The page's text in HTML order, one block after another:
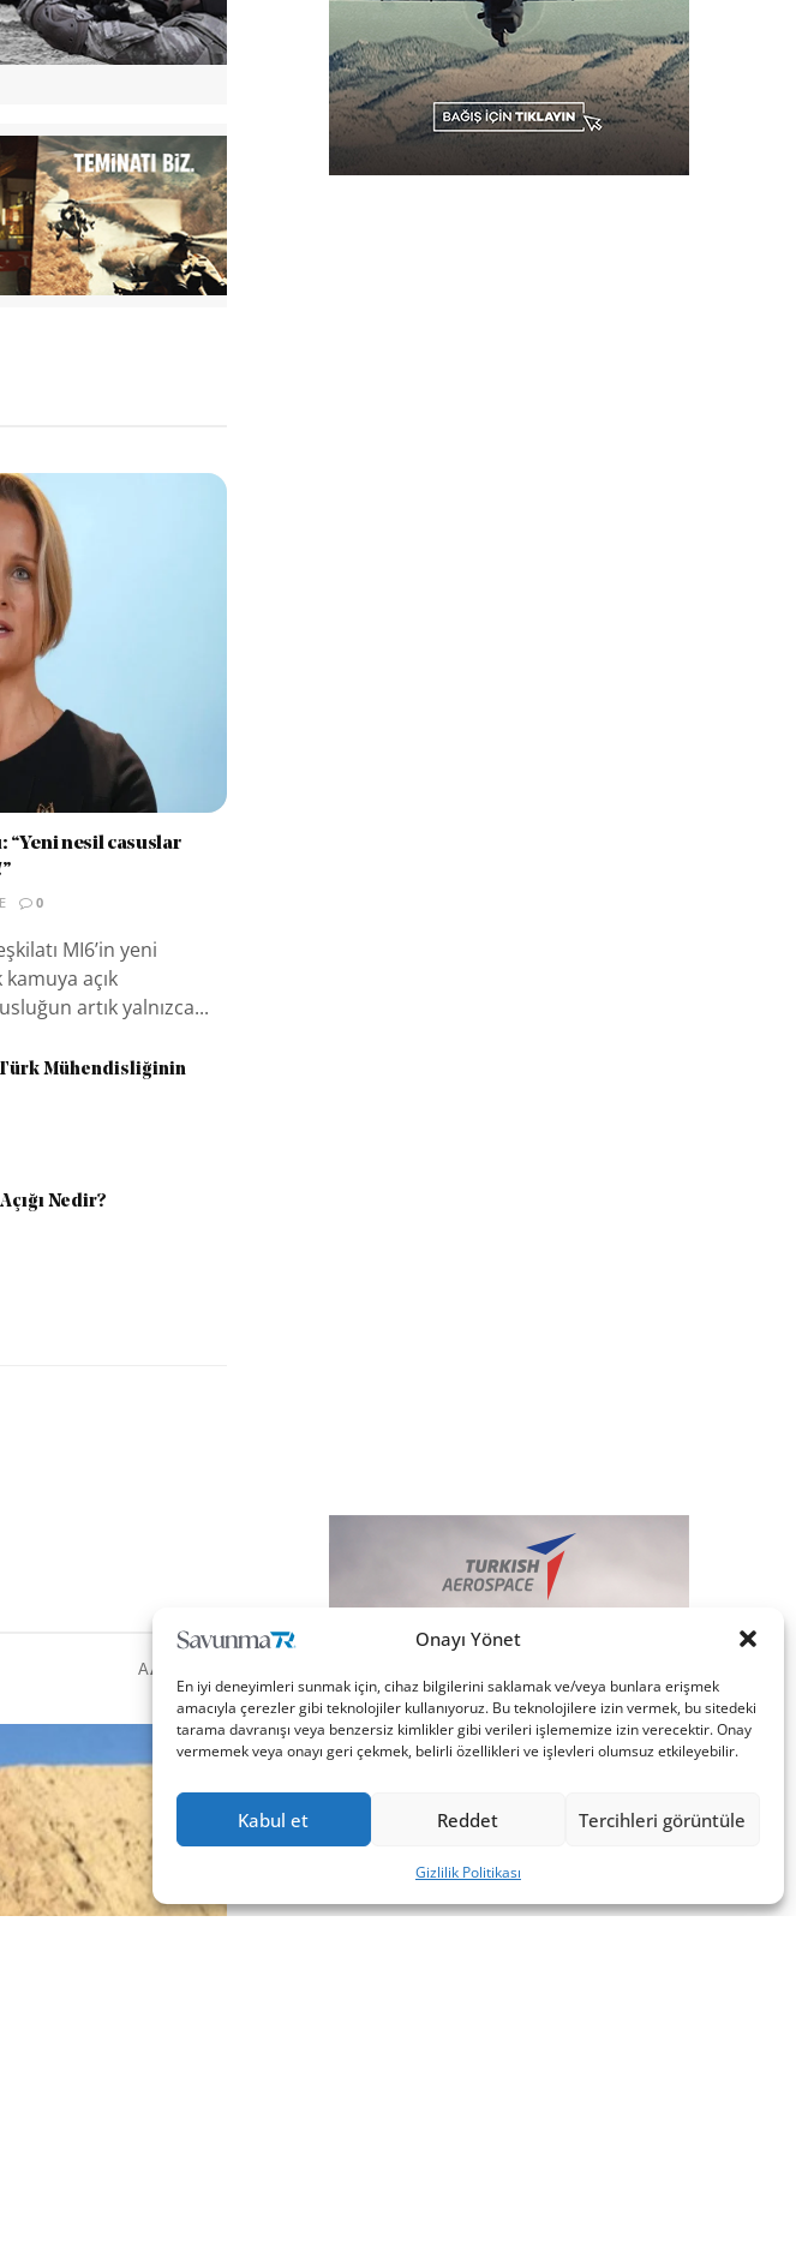
Onayı Yönet
En iyi deneyimleri sunmak için, cihaz bilgilerini saklamak ve/veya bunlara erişmek
amacıyla çerezler gibi teknolojiler kullanıyoruz. Bu teknolojilere izin vermek, bu sitedeki
tarama davranışı veya benzersiz kimlikler gibi verileri işlememize izin verecektir. Onay
vermemek veya onayı geri çekmek, belirli özellikleri ve işlevleri olumsuz etkileyebilir.
Kabul et Reddet Tercihleri görüntüle
Gizlilik Politikası
“Yeni nesil casuslar
0
MI6’in yeni
açık
artık yalnızca...
Türk Mühendisliğinin
Nedir?
AA